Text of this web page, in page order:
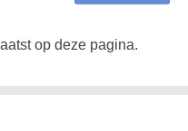
op deze pagina.